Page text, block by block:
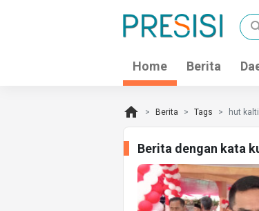
Home Berita
home Berita Tags hut
Berita dengan kata